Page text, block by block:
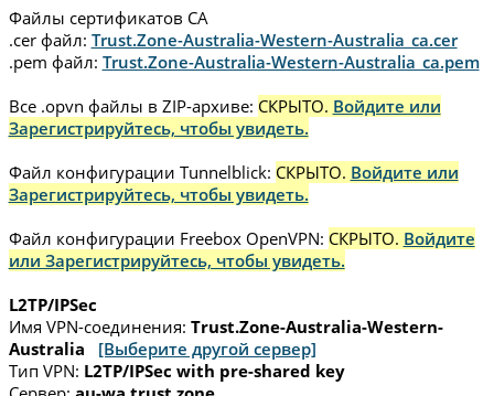
Файлы сертификатов CA
.cer файл: Trust.Zone-Australia-Western-Australia_ca.cer
.pem файл: Trust.Zone-Australia-Western-Australia_ca.pem
Все .opvn файлы в ZIP-архиве: СКРЫТО. Войдите или
Зарегистрируйтесь, чтобы увидеть.
Файл конфигурации Tunnelblick: СКРЫТО. Войдите или
Зарегистрируйтесь, чтобы увидеть.
Файл конфигурации Freebox OpenVPN: СКРЫТО. Войдите
или Зарегистрируйтесь, чтобы увидеть.
L2TP/IPSec
Имя VPN-соединения: Trust.Zone-Australia-Western-
Australia
[Выберите другой сервер]
Тип VPN: L2TP/IPSec with pre-shared key